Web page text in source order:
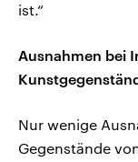
ist.“
Ausnahmen bei
Nur wenige
Gegenstände